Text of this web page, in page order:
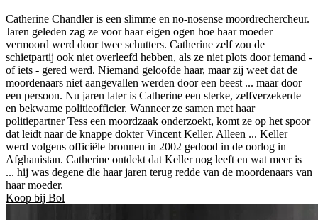
Catherine Chandler is een slimme en no-nosense moordrechercheur.
Jaren geleden zag ze voor haar eigen ogen hoe haar moeder
vermoord werd door twee schutters. Catherine zelf zou de
schietpartij ook niet overleefd hebben, als ze niet plots door iemand -
of iets - gered werd. Niemand geloofde haar, maar zij weet dat de
moordenaars niet aangevallen werden door een beest ... maar door
een persoon. Nu jaren later is Catherine een sterke, zelfverzekerde
en bekwame politieofficier. Wanneer ze samen met haar
politiepartner Tess een moordzaak onderzoekt, komt ze op het spoor
dat leidt naar de knappe dokter Vincent Keller. Alleen ... Keller
werd volgens officiële bronnen in 2002 gedood in de oorlog in
Afghanistan. Catherine ontdekt dat Keller nog leeft en wat meer is
... hij was degene die haar jaren terug redde van de moordenaars van
haar moeder.
Koop bij Bol